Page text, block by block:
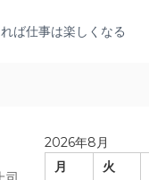
ば仕事は楽しくなる
2026年8月
月
火